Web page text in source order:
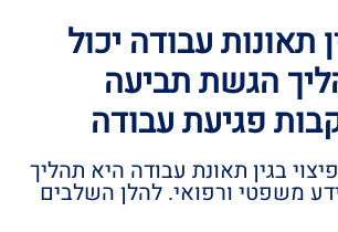
תאונות עבודה יכול
הגשת תביעה
פגיעת עבודה
בגין תאונת עבודה היא תהליך
משפטי ורפואי. להלן השלבים